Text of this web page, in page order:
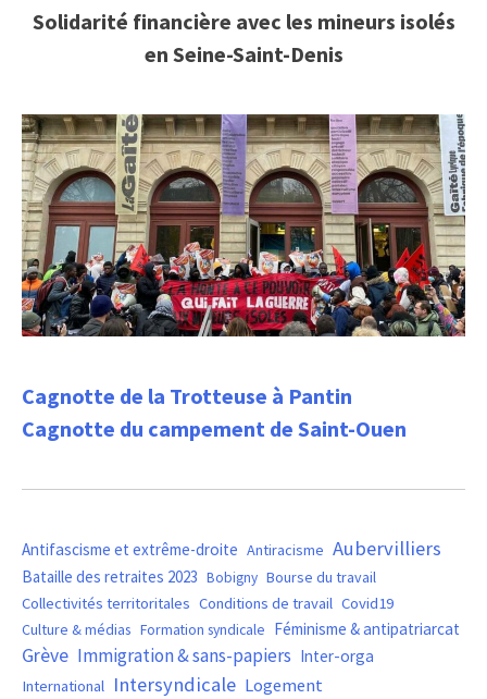
Solidarité financière avec les mineurs isolés
en Seine-Saint-Denis
Cagnotte de la Trotteuse à Pantin
Cagnotte du campement de Saint-Ouen
Antifascisme et extrême-droite Antiracisme Aubervilliers
Bataille des retraites 2023 Bobigny Bourse du travail
Collectivités territoritales Conditions de travail Covid19
Culture & médias Formation syndicale Féminisme & antipatriarcat
Grève Immigration & sans-papiers Inter-orga
International Intersyndicale Logement